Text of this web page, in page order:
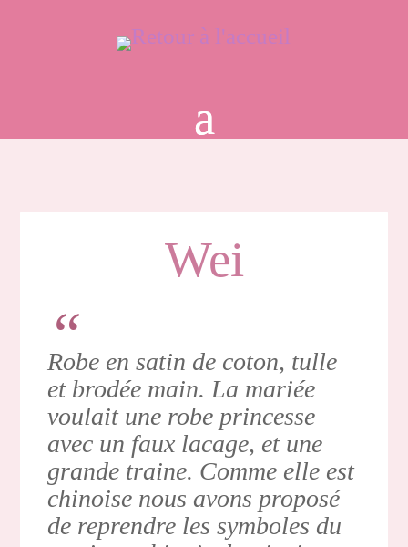
Wei
Robe en satin de coton, tulle
et brodée main. La mariée
voulait une robe princesse
avec un faux lacage, et une
grande traine. Comme elle est
chinoise nous avons proposé
de reprendre les symboles du